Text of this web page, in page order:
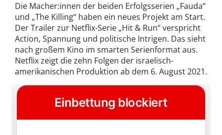
Die Macher:innen der beiden Erfolgsserien „Fauda“
und „The Killing“ haben ein neues Projekt am Start.
Der Trailer zur Netflix-Serie „Hit & Run“ verspricht
Action, Spannung und politische Intrigen. Das sieht
nach großem Kino im smarten Serienformat aus.
Netflix zeigt die zehn Folgen der israelisch-
amerikanischen Produktion ab dem 6. August 2021.